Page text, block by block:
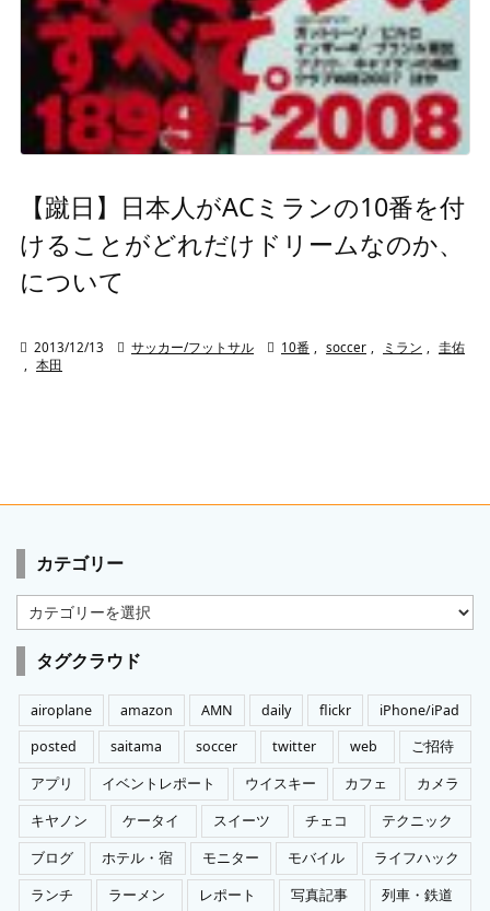
【蹴日】日本人がACミランの10番を付
けることがどれだけドリームなのか、
について
 2013/12/13  サッカー/フットサル  10番 , soccer , ミラン , 圭佑
, 本田
カテゴリー
カ
テ
ゴ
リ
ー
タグクラウド
airoplane amazon AMN daily flickr
iPhone/iPad
posted
saitama soccer twitter web
ご招待
アプリ
イベントレポート ウイスキー カフェ
カメラ
キヤノン
ケータイ スイーツ チェコ
テクニック
ブログ
ホテル・宿 モニター モバイル
ライフハック
ランチ
ラーメン レポート 写真記事
列車・鉄道